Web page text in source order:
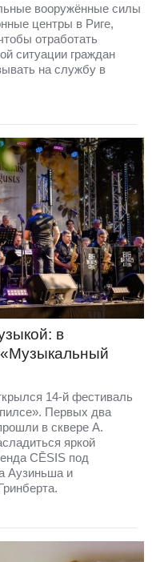
вооружённые силы
центры в Риге,
отработать
ситуации граждан
на службу в
в
«Музыкальный
14-й фестиваль
Первых два
в сквере А.
яркой
CĒSIS под
Аузиньша и